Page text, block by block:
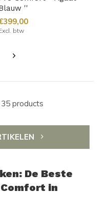
''
btw
products
De Beste
in